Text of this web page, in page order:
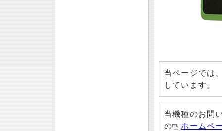
当ページでは
しています。
当機種のお問
の
ホームペ